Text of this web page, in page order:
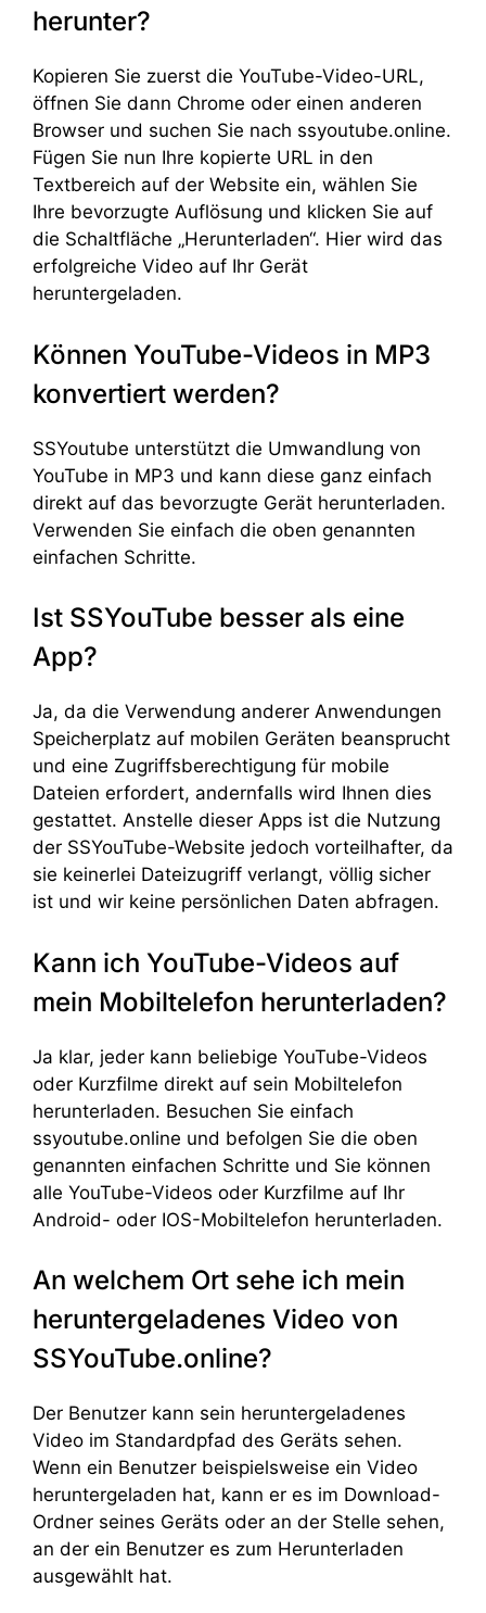
herunter?
Kopieren Sie zuerst die YouTube-Video-URL,
öffnen Sie dann Chrome oder einen anderen
Browser und suchen Sie nach ssyoutube.online.
Fügen Sie nun Ihre kopierte URL in den
Textbereich auf der Website ein, wählen Sie
Ihre bevorzugte Auflösung und klicken Sie auf
die Schaltfläche „Herunterladen“. Hier wird das
erfolgreiche Video auf Ihr Gerät
heruntergeladen.
Können YouTube-Videos in MP3
konvertiert werden?
SSYoutube unterstützt die Umwandlung von
YouTube in MP3 und kann diese ganz einfach
direkt auf das bevorzugte Gerät herunterladen.
Verwenden Sie einfach die oben genannten
einfachen Schritte.
Ist SSYouTube besser als eine
App?
Ja, da die Verwendung anderer Anwendungen
Speicherplatz auf mobilen Geräten beansprucht
und eine Zugriffsberechtigung für mobile
Dateien erfordert, andernfalls wird Ihnen dies
gestattet. Anstelle dieser Apps ist die Nutzung
der SSYouTube-Website jedoch vorteilhafter, da
sie keinerlei Dateizugriff verlangt, völlig sicher
ist und wir keine persönlichen Daten abfragen.
Kann ich YouTube-Videos auf
mein Mobiltelefon herunterladen?
Ja klar, jeder kann beliebige YouTube-Videos
oder Kurzfilme direkt auf sein Mobiltelefon
herunterladen. Besuchen Sie einfach
ssyoutube.online und befolgen Sie die oben
genannten einfachen Schritte und Sie können
alle YouTube-Videos oder Kurzfilme auf Ihr
Android- oder IOS-Mobiltelefon herunterladen.
An welchem Ort sehe ich mein
heruntergeladenes Video von
SSYouTube.online?
Der Benutzer kann sein heruntergeladenes
Video im Standardpfad des Geräts sehen.
Wenn ein Benutzer beispielsweise ein Video
heruntergeladen hat, kann er es im Download-
Ordner seines Geräts oder an der Stelle sehen,
an der ein Benutzer es zum Herunterladen
ausgewählt hat.